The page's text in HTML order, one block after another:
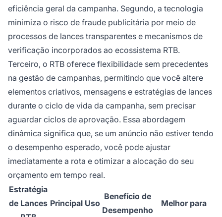
eficiência geral da campanha. Segundo, a tecnologia
minimiza o risco de fraude publicitária por meio de
processos de lances transparentes e mecanismos de
verificação incorporados ao ecossistema RTB.
Terceiro, o RTB oferece flexibilidade sem precedentes
na gestão de campanhas, permitindo que você altere
elementos criativos, mensagens e estratégias de lances
durante o ciclo de vida da campanha, sem precisar
aguardar ciclos de aprovação. Essa abordagem
dinâmica significa que, se um anúncio não estiver tendo
o desempenho esperado, você pode ajustar
imediatamente a rota e otimizar a alocação do seu
orçamento em tempo real.
Estratégia
de Lances Principal Uso
Benefício de
Desempenho
Melhor para